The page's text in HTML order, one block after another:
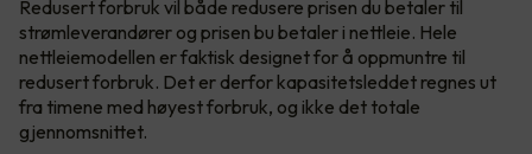
Redusert forbruk vil både redusere prisen du betaler til
strømleverandører og prisen bu betaler i nettleie. Hele
nettleiemodellen er faktisk designet for å oppmuntre til
redusert forbruk. Det er derfor kapasitetsleddet regnes ut
fra timene med høyest forbruk, og ikke det totale
gjennomsnittet.